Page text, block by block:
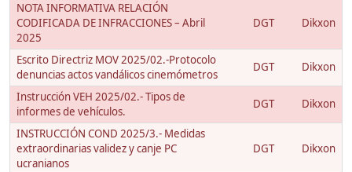
NOTA INFORMATIVA RELACIÓN
CODIFICADA DE INFRACCIONES – Abril
2025
DGT Dikxon
Escrito Directriz MOV 2025/02.-Protocolo
denuncias actos vandálicos cinemómetros
DGT Dikxon
Instrucción VEH 2025/02.- Tipos de
informes de vehículos.
DGT Dikxon
INSTRUCCIÓN COND 2025/3.- Medidas
extraordinarias validez y canje PC
ucranianos
DGT Dikxon